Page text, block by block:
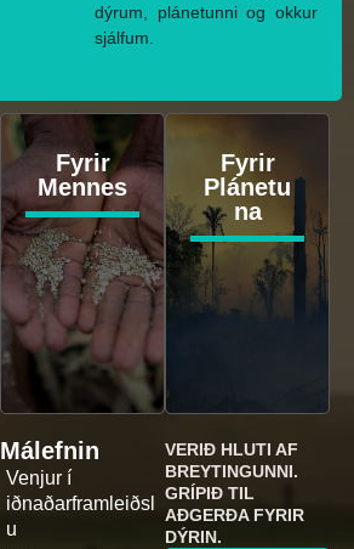
dýrum, plánetunni og okkur
sjálfum.
Fyrir
Mennes
Fyrir
Plánetu
na
Málefnin
Venjur í
iðnaðarframleiðsl
u
VERIÐ HLUTI AF
BREYTINGUNNI.
GRÍPIÐ TIL
AÐGERÐA FYRIR
DÝRIN.